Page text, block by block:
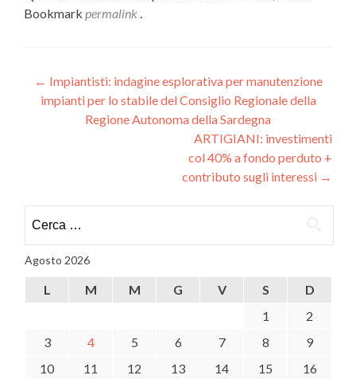
Bookmark permalink .
Navigazione
articoli
← Impiantisti: indagine esplorativa per manutenzione
impianti per lo stabile del Consiglio Regionale della
Regione Autonoma della Sardegna
ARTIGIANI: investimenti
col 40% a fondo perduto +
contributo sugli interessi →
per:
Agosto 2026
L M M G V S
D
1
2
3
4 5 6 7 8
9
10
11 12 13 14 15 16